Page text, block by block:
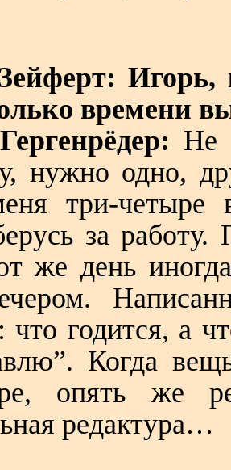
времени
Не
нужно одно,
три-четыре
за
же день
годится, а
Когда
опять же
редактура…